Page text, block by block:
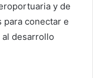
y de
para conectar e
desarrollo